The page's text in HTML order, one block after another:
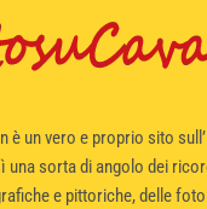
è un vero e proprio sito
una sorta di angolo dei
e pittoriche, delle